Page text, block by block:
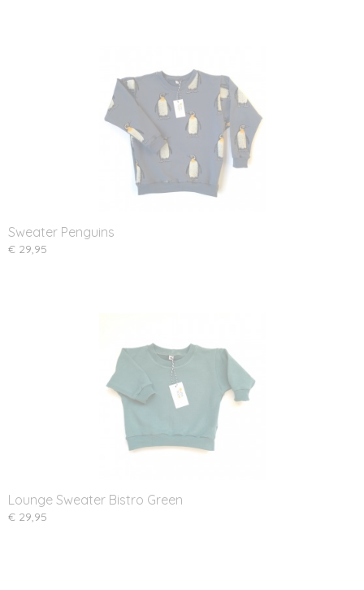
Sweater Penguins
€ 29,95
Lounge Sweater Bistro Green
€ 29,95